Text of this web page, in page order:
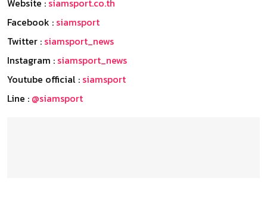
Website : siamsport.co.th
Facebook : siamsport
Twitter : siamsport_news
Instagram : siamsport_news
Youtube official : siamsport
Line : @siamsport